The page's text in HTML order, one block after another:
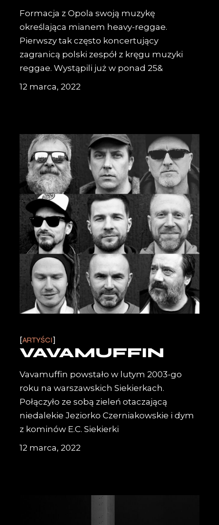
Formacja z Opola swoją muzykę
określająca mianem heavy-reggae.
Pierwszy tak często koncertujący
zagranicą polski zespół z kręgu muzyki
reggae. Wystąpili już w ponad 25&
12 marca, 2022
ARTYŚCI
VAVAMUFFIN
Vavamuffin powstało w lutym 2003-go
roku na warszawskich Siekierkach.
Połączyło ze sobą zieleń otaczającą
niedalekie Jeziorko Czerniakowskie i dym
z kominów E.C. Siekierki
12 marca, 2022